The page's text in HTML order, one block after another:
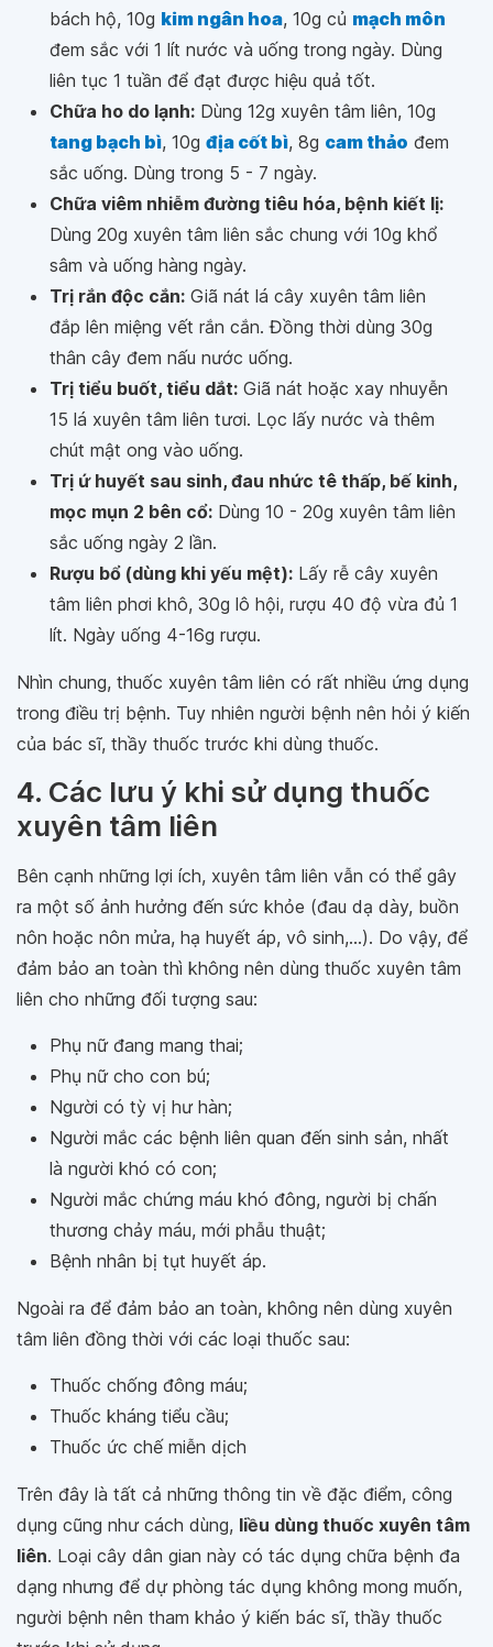
bách hộ, 10g kim ngân hoa, 10g củ mạch môn
đem sắc với 1 lít nước và uống trong ngày. Dùng
liên tục 1 tuần để đạt được hiệu quả tốt.
Chữa ho do lạnh: Dùng 12g xuyên tâm liên, 10g
tang bạch bì, 10g địa cốt bì, 8g cam thảo đem
sắc uống. Dùng trong 5 - 7 ngày.
Chữa viêm nhiễm đường tiêu hóa, bệnh kiết lị:
Dùng 20g xuyên tâm liên sắc chung với 10g khổ
sâm và uống hàng ngày.
Trị rắn độc cắn: Giã nát lá cây xuyên tâm liên
đắp lên miệng vết rắn cắn. Đồng thời dùng 30g
thân cây đem nấu nước uống.
Trị tiểu buốt, tiểu dắt: Giã nát hoặc xay nhuyễn
15 lá xuyên tâm liên tươi. Lọc lấy nước và thêm
chút mật ong vào uống.
Trị ứ huyết sau sinh, đau nhức tê thấp, bế kinh,
mọc mụn 2 bên cổ: Dùng 10 - 20g xuyên tâm liên
sắc uống ngày 2 lần.
Rượu bổ (dùng khi yếu mệt): Lấy rễ cây xuyên
tâm liên phơi khô, 30g lô hội, rượu 40 độ vừa đủ 1
lít. Ngày uống 4-16g rượu.
Nhìn chung, thuốc xuyên tâm liên có rất nhiều ứng dụng
trong điều trị bệnh. Tuy nhiên người bệnh nên hỏi ý kiến
của bác sĩ, thầy thuốc trước khi dùng thuốc.
4. Các lưu ý khi sử dụng thuốc
xuyên tâm liên
Bên cạnh những lợi ích, xuyên tâm liên vẫn có thể gây
ra một số ảnh hưởng đến sức khỏe (đau dạ dày, buồn
nôn hoặc nôn mửa, hạ huyết áp, vô sinh,...). Do vậy, để
đảm bảo an toàn thì không nên dùng thuốc xuyên tâm
liên cho những đối tượng sau:
Phụ nữ đang mang thai;
Phụ nữ cho con bú;
Người có tỳ vị hư hàn;
Người mắc các bệnh liên quan đến sinh sản, nhất
là người khó có con;
Người mắc chứng máu khó đông, người bị chấn
thương chảy máu, mới phẫu thuật;
Bệnh nhân bị tụt huyết áp.
Ngoài ra để đảm bảo an toàn, không nên dùng xuyên
tâm liên đồng thời với các loại thuốc sau:
Thuốc chống đông máu;
Thuốc kháng tiểu cầu;
Thuốc ức chế miễn dịch
Trên đây là tất cả những thông tin về đặc điểm, công
dụng cũng như cách dùng, liều dùng thuốc xuyên tâm
liên. Loại cây dân gian này có tác dụng chữa bệnh đa
dạng nhưng để dự phòng tác dụng không mong muốn,
người bệnh nên tham khảo ý kiến bác sĩ, thầy thuốc